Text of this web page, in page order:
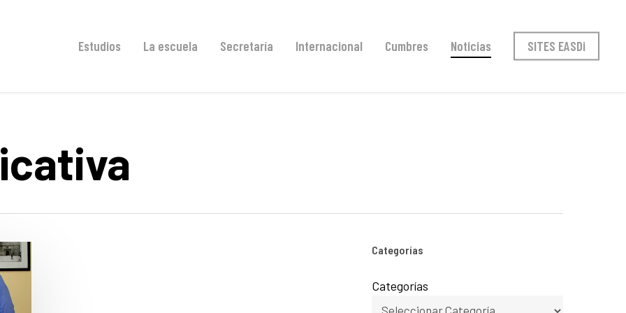
Estudios La escuela Secretaría Internacional Cumbres Noticias SITES EASDi
Categorías
Categorías